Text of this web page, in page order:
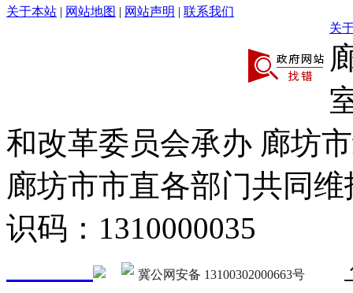
关于本站 | 网站地图 | 网站声明 | 联系我们
关
和改革委员会承办 廊坊
廊坊市市直各部门共同
识码：1310000035
冀公网安备 13100302000663号